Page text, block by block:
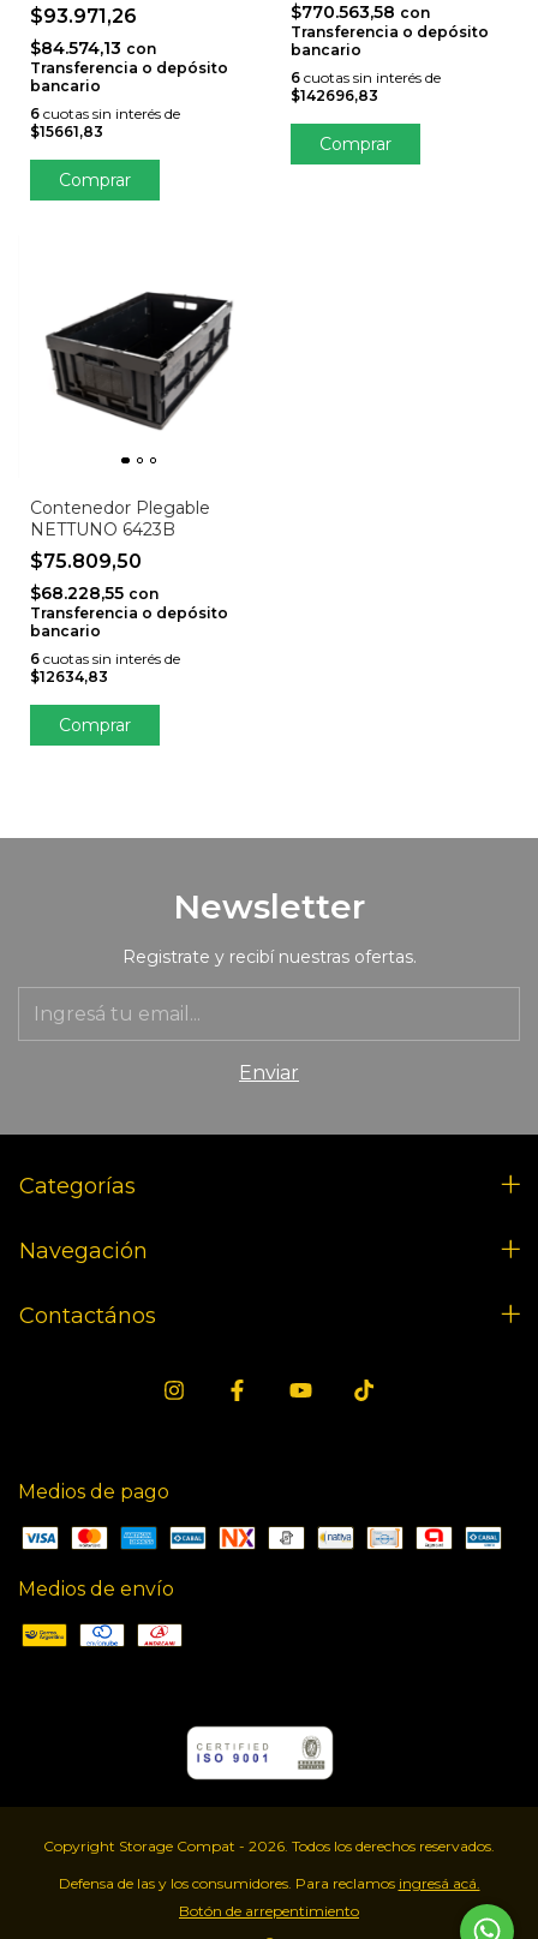
$93.971,26
$84.574,13 con
Transferencia o depósito
bancario
6 cuotas sin interés de
$15661,83
$770.563,58 con
Transferencia o depósito
bancario
6cuotas sin interés de
$142696,83
Contenedor Plegable
NETTUNO 6423B
$75.809,50
$68.228,55 con
Transferencia o depósito
bancario
6 cuotas sin interés de
$12634,83
Newsletter
Registrate y recibí nuestras ofertas.
Categorías
Navegación
Contactános
Medios de pago
Medios de envío
Copyright Storage Compat - 2026. Todos los derechos reservados.
Defensa de las y los consumidores. Para reclamos ingresá acá.
Botón de arrepentimiento